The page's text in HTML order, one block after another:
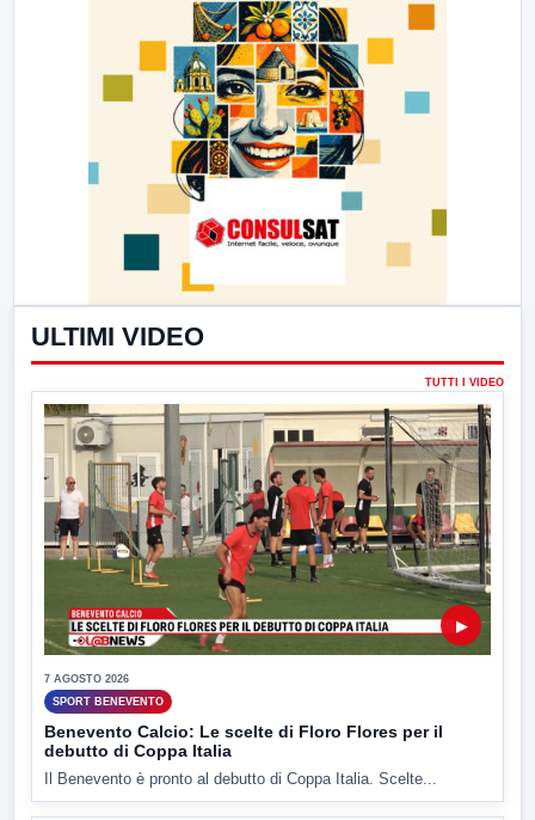
ULTIMI VIDEO
TUTTI I VIDEO
▶
7 AGOSTO 2026
SPORT BENEVENTO
Benevento Calcio: Le scelte di Floro Flores per il
debutto di Coppa Italia
Il Benevento è pronto al debutto di Coppa Italia. Scelte...